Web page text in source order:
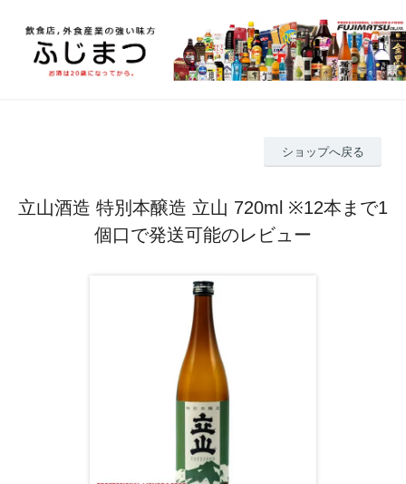
ショップへ戻る
立山酒造 特別本醸造 立山 720ml ※12本まで1
個口で発送可能のレビュー